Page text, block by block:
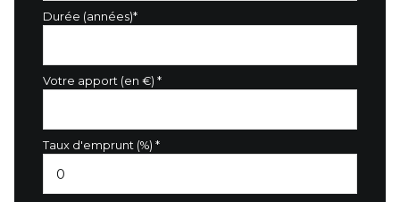
Durée (années)*
Votre apport (en €) *
Taux d'emprunt (%) *